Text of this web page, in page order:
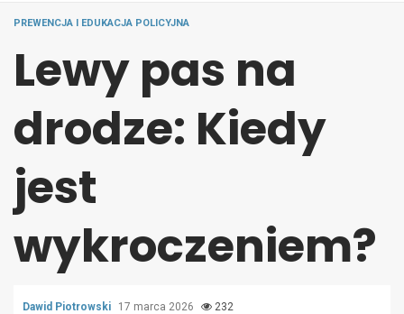
PREWENCJA I EDUKACJA POLICYJNA
Lewy pas na
drodze: Kiedy
jest
wykroczeniem?
Dawid Piotrowski 17 marca 2026 232